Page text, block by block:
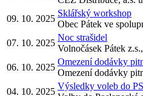
09. 10. 2025
Sklářský workshop
Obec Pátek ve
07. 10. 2025
Noc strašidel
Volnočásek Pátek
06. 10. 2025
Omezení dodávky
Omezení dodávky
04. 10. 2025
Výsledky voleb do